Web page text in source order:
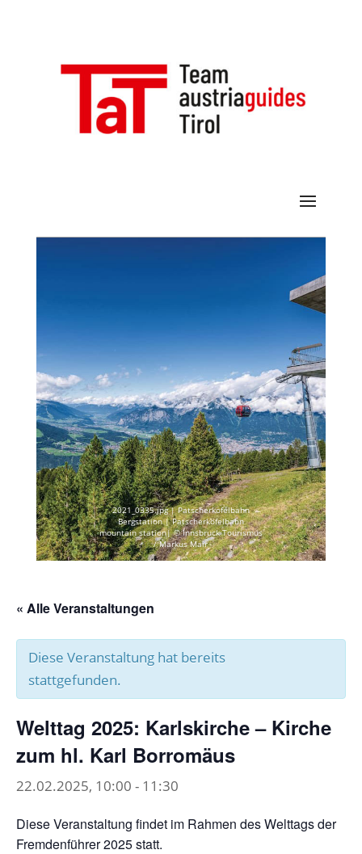
2021_0335.jpg | Patscherkofelbahn
Bergstation | Patscherkofelbahn
mountain station| © Innsbruck Tourismus
/ Markus Mair
« Alle Veranstaltungen
Diese Veranstaltung hat bereits
stattgefunden.
Welttag 2025: Karlskirche – Kirche
zum hl. Karl Borromäus
22.02.2025, 10:00 - 11:30
Diese Veranstaltung findet im Rahmen des Welttags der
Fremdenführer 2025 statt.